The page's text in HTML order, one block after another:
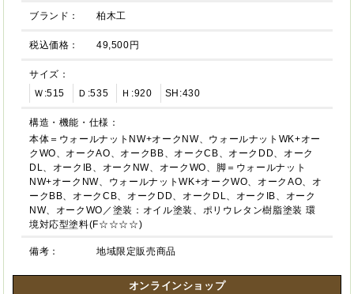
ブランド： 柏木工
税込価格： 49,500円
サイズ：
Ｗ:515
Ｄ:535 Ｈ:920 SH:430
構造・機能・仕様：
本体＝ウォールナットNW+オークNW、ウォールナットWK+オー
クWO、オークAO、オークBB、オークCB、オークDD、オーク
DL、オークIB、オークNW、オークWO、脚＝ウォールナット
NW+オークNW、ウォールナットWK+オークWO、オークAO、オ
ークBB、オークCB、オークDD、オークDL、オークIB、オーク
NW、オークWO／塗装：オイル塗装、ポリウレタン樹脂塗装 環
境対応型塗料(F☆☆☆☆)
備考： 地域限定販売商品
オンラインショップ